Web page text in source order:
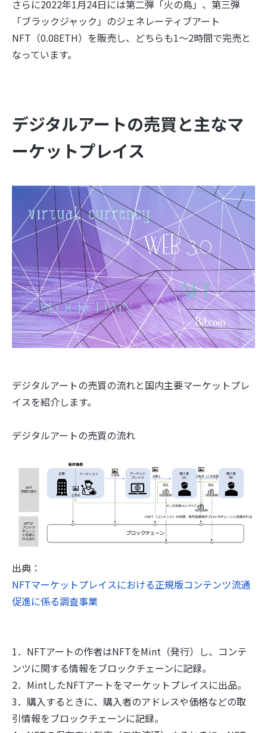
さらに2022年1月24日には第二弾「火の鳥」、第三弾
「ブラックジャック」のジェネレーティブアート
NFT（0.08ETH）を販売し、どちらも1～2時間で完売と
なっています。
デジタルアートの売買と主なマ
ーケットプレイス
デジタルアートの売買の流れと国内主要マーケットプレ
イスを紹介します。
デジタルアートの売買の流れ
出典：
NFTマーケットプレイスにおける正規版コンテンツ流通
促進に係る調査事業
1．NFTアートの作者はNFTをMint（発行）し、コンテ
ンツに関する情報をブロックチェーンに記録。
2．MintしたNFTアートをマーケットプレイスに出品。
3．購入するときに、購入者のアドレスや価格などの取
引情報をブロックチェーンに記録。